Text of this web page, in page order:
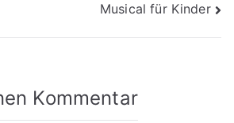
Musical für Kinder
Kommentar